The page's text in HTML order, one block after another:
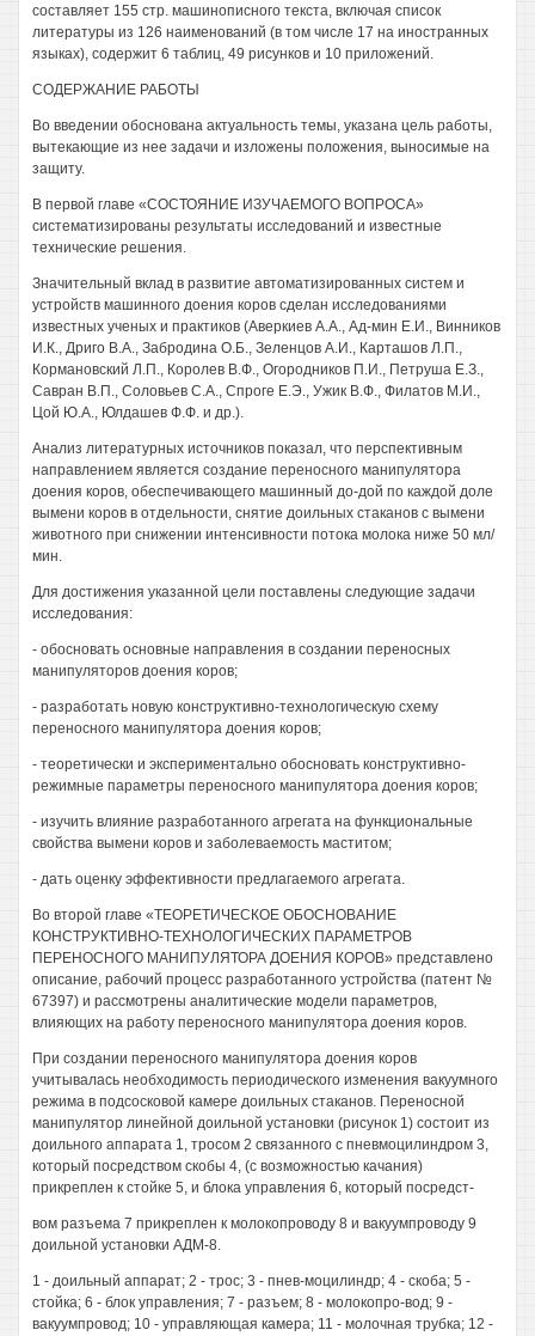
составляет 155 стр. машинописного текста, включая список
литературы из 126 наименований (в том числе 17 на иностранных
языках), содержит 6 таблиц, 49 рисунков и 10 приложений.
СОДЕРЖАНИЕ РАБОТЫ
Во введении обоснована актуальность темы, указана цель работы,
вытекающие из нее задачи и изложены положения, выносимые на
защиту.
В первой главе «СОСТОЯНИЕ ИЗУЧАЕМОГО ВОПРОСА»
систематизированы результаты исследований и известные
технические решения.
Значительный вклад в развитие автоматизированных систем и
устройств машинного доения коров сделан исследованиями
известных ученых и практиков (Аверкиев A.A., Ад-мин Е.И., Винников
И.К., Дриго В.А., Забродина О.Б., Зеленцов А.И., Карташов Л.П.,
Кормановский Л.П., Королев В.Ф., Огородников П.И., Петруша Е.З.,
Савран В.П., Соловьев С.А., Спроге Е.Э., Ужик В.Ф., Филатов М.И.,
Цой Ю.А., Юлдашев Ф.Ф. и др.).
Анализ литературных источников показал, что перспективным
направлением является создание переносного манипулятора
доения коров, обеспечивающего машинный до-дой по каждой доле
вымени коров в отдельности, снятие доильных стаканов с вымени
животного при снижении интенсивности потока молока ниже 50 мл/
мин.
Для достижения указанной цели поставлены следующие задачи
исследования:
- обосновать основные направления в создании переносных
манипуляторов доения коров;
- разработать новую конструктивно-технологическую схему
переносного манипулятора доения коров;
- теоретически и экспериментально обосновать конструктивно-
режимные параметры переносного манипулятора доения коров;
- изучить влияние разработанного агрегата на функциональные
свойства вымени коров и заболеваемость маститом;
- дать оценку эффективности предлагаемого агрегата.
Во второй главе «ТЕОРЕТИЧЕСКОЕ ОБОСНОВАНИЕ
КОНСТРУКТИВНО-ТЕХНОЛОГИЧЕСКИХ ПАРАМЕТРОВ
ПЕРЕНОСНОГО МАНИПУЛЯТОРА ДОЕНИЯ КОРОВ» представлено
описание, рабочий процесс разработанного устройства (патент №
67397) и рассмотрены аналитические модели параметров,
влияющих на работу переносного манипулятора доения коров.
При создании переносного манипулятора доения коров
учитывалась необходимость периодического изменения вакуумного
режима в подсосковой камере доильных стаканов. Переносной
манипулятор линейной доильной установки (рисунок 1) состоит из
доильного аппарата 1, тросом 2 связанного с пневмоцилиндром 3,
который посредством скобы 4, (с возможностью качания)
прикреплен к стойке 5, и блока управления 6, который посредст-
вом разъема 7 прикреплен к молокопроводу 8 и вакуумпроводу 9
доильной установки АДМ-8.
1 - доильный аппарат; 2 - трос; 3 - пнев-моцилиндр; 4 - скоба; 5 -
стойка; 6 - блок управления; 7 - разъем; 8 - молокопро-вод; 9 -
вакуумпровод; 10 - управляющая камера; 11 - молочная трубка; 12 -